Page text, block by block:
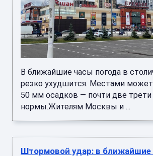
В ближайшие часы погода в
резко ухудшится. Местами
50 мм осадков — почти две
нормы.Жителям Москвы и ...
Штормовой удар: в ближайшие